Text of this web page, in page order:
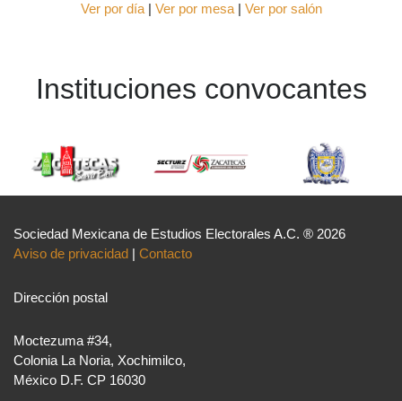
Ver por día| Ver por mesa| Ver por salón
Instituciones convocantes
Sociedad Mexicana de Estudios Electorales A.C. ® 2026
Aviso de privacidad | Contacto
Dirección postal
Moctezuma #34,
Colonia La Noria, Xochimilco,
México D.F. CP 16030